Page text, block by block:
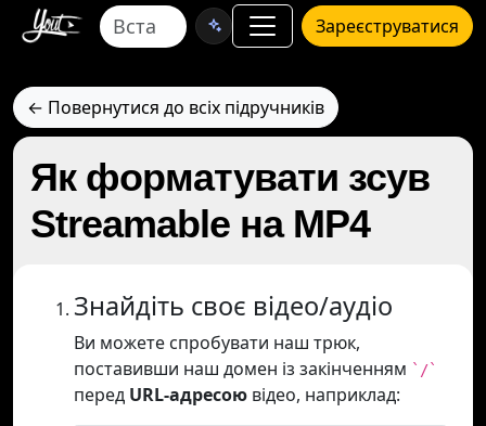
Зареєструватися
← Повернутися до всіх підручників
Як форматувати зсув
Streamable на MP4
Знайдіть своє відео/аудіо
Ви можете спробувати наш трюк,
поставивши наш домен із закінченням `/`
перед URL-адресою відео, наприклад: